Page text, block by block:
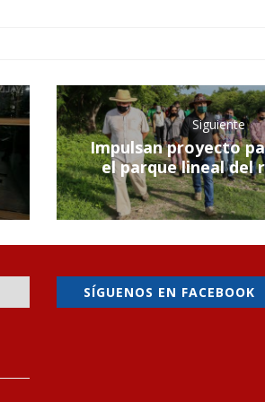
Siguiente
Impulsan proyecto
el parque lineal del
SÍGUENOS EN FACEBOOK